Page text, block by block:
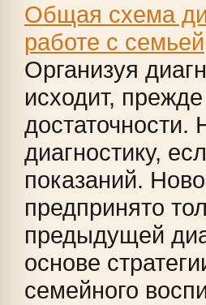
Общая схема
работе с семьей
Организуя
исходит,
достаточности.
диагностику,
показаний.
предпринято
предыдущей
основе
семейного